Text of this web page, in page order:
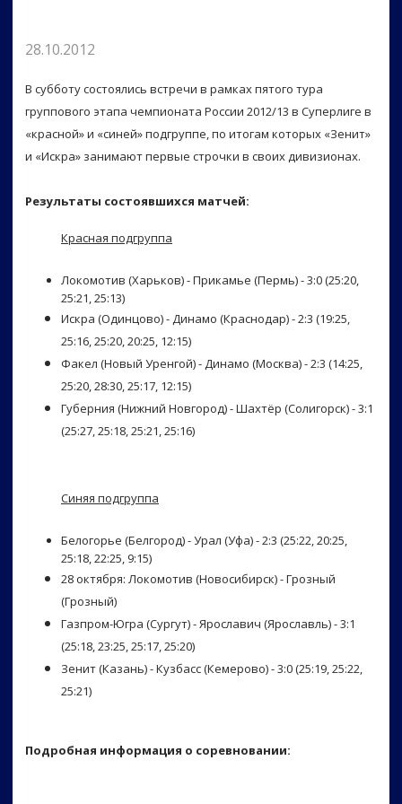
28.10.2012
В субботу состоялись встречи в рамках пятого тура
группового этапа чемпионата России 2012/13 в Суперлиге в
«красной» и «синей» подгруппе, по итогам которых «Зенит»
и «Искра» занимают первые строчки в своих дивизионах.
Результаты состоявшихся матчей:
Красная подгруппа
Локомотив (Харьков) - Прикамье (Пермь) - 3:0 (25:20,
25:21, 25:13)
Искра (Одинцово) - Динамо (Краснодар) - 2:3 (19:25,
25:16, 25:20, 20:25, 12:15)
Факел (Новый Уренгой) - Динамо (Москва) - 2:3 (14:25,
25:20, 28:30, 25:17, 12:15)
Губерния (Нижний Новгород) - Шахтёр (Солигорск) - 3:1
(25:27, 25:18, 25:21, 25:16)
Синяя подгруппа
Белогорье (Белгород) - Урал (Уфа) - 2:3 (25:22, 20:25,
25:18, 22:25, 9:15)
28 октября: Локомотив (Новосибирск) - Грозный
(Грозный)
Газпром-Югра (Сургут) - Ярославич (Ярославль) - 3:1
(25:18, 23:25, 25:17, 25:20)
Зенит (Казань) - Кузбасс (Кемерово) - 3:0 (25:19, 25:22,
25:21)
Подробная информация о соревновании: